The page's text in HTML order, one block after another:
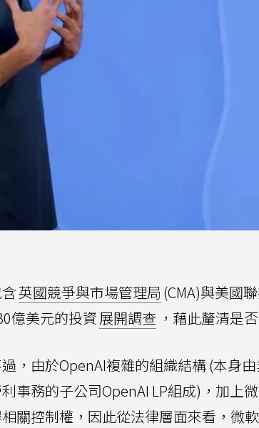
英國競爭與市場管理局 (CMA)與美國
億美元的投資展開調查 ，藉此釐清是
，由於OpenAI複雜的組織結構 (本身
事務的子公司OpenAI LP組成)，加上
關控制權，因此從法律層面來看，微